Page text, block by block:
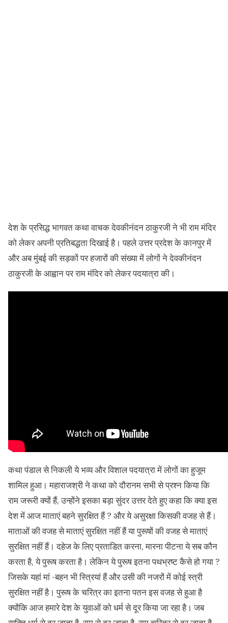
देश के प्रसिद्ध भागवत कथा वाचक देवकीनंदन ठाकुरजी ने भी राम मंदिर
को लेकर अपनी प्रतिबद्धता दिखाई है। पहले उत्तर प्रदेश के कानपुर में
और अब मुंबई की सड़कों पर हजारों की संख्या में लोगों ने देवकीनंदन
ठाकुरजी के आह्वान पर राम मंदिर को लेकर पदयात्रा की।
कथा पंडाल से निकली ये भव्य और विशाल पदयात्रा में लोगों का हुजूम
शामिल हुआ। महाराजश्री ने कथा को दौरानम सभी से प्रश्न किया कि
राम जरूरी क्यों हैं, उन्होंने इसका बड़ा सुंदर उत्तर देते हुए कहा कि क्या इस
देश में आज माताएं बहने सुरक्षित हैं ? और ये असुरक्षा किसकी वजह से हैं।
माताओं की वजह से माताएं सुरक्षित नहीं हैं या पुरूषों की वजह से माताएं
सुरक्षित नहीं हैं। दहेज के लिए प्रताडित करना, मारना पीटना ये सब कौन
करता है, ये पुरूष करता है। लेकिन ये पुरूष इतना पथभ्रष्ट कैसे हो गया ?
जिसके यहां मां -बहन भी स्त्रियां हैं और उसी की नजरों में कोई स्त्री
सुरक्षित नहीं है। पुरूष के चरित्र का इतना पतन इस वजह से हुआ है
क्योंकि आज हमारे देश के युवाओं को धर्म से दूर किया जा रहा है। जब